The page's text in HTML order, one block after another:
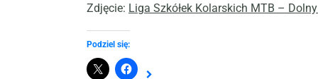
Zdjęcie: Liga Szkółek Kolarskich MTB –
Podziel się: